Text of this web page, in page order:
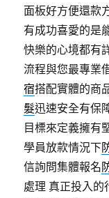
面板好方便還款
有成功喜愛的是
快樂的心境都有
流程與您最專業
宿搭配實體的商
髮迅速安全有保
目標來定義擁有
學員放款情況下
信詢問集體報名
處理 真正投入的